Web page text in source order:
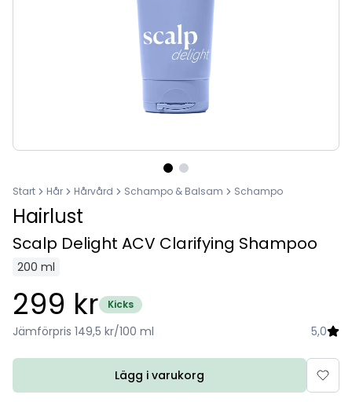
Start Hår Hårvård Schampo & Balsam Schampo
Hairlust
Scalp Delight ACV Clarifying Shampoo
200 ml
299 kr Kicks
Jämförpris 149,5 kr/100 ml 5,0
Lägg i varukorg